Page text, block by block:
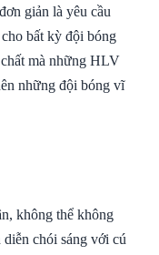
giản là yêu cầu
bất kỳ đội bóng
mà những HLV
những đội bóng vĩ
không thể không
chói sáng với cú